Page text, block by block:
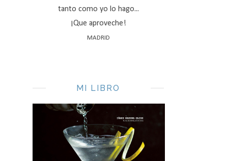
tanto como yo lo hago...
¡Que aproveche!
MADRID
MI LIBRO